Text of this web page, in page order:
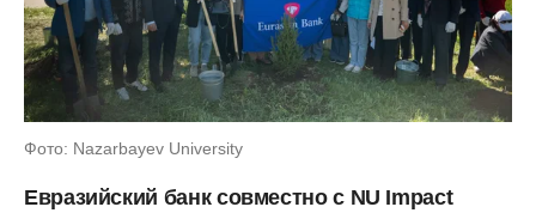
Фото: Nazarbayev University
Евразийский банк совместно с NU Impact